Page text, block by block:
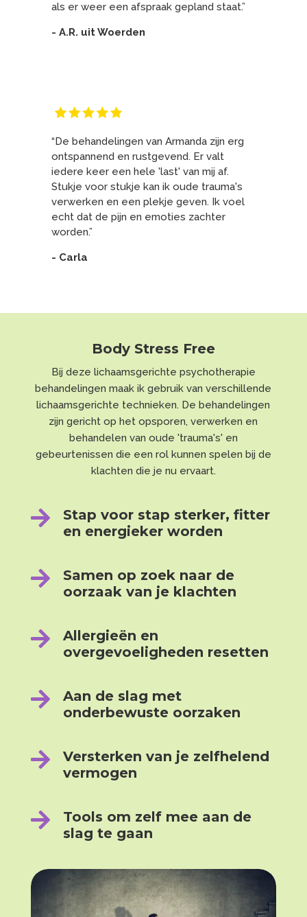
als er weer een afspraak gepland staat.”
- A.R. uit Woerden
“De behandelingen van Armanda zijn erg
ontspannend en rustgevend. Er valt
iedere keer een hele 'last' van mij af.
Stukje voor stukje kan ik oude trauma's
verwerken en een plekje geven. Ik voel
echt dat de pijn en emoties zachter
worden.”
- Carla
Body Stress Free
Bij deze lichaamsgerichte psychotherapie
behandelingen maak ik gebruik van verschillende
lichaamsgerichte technieken. De behandelingen
zijn gericht op het opsporen, verwerken en
behandelen van oude 'trauma's' en
gebeurtenissen die een rol kunnen spelen bij de
klachten die je nu ervaart.

Stap voor stap sterker, fitter
en energieker worden

Samen op zoek naar de
oorzaak van je klachten

Allergieën en
overgevoeligheden resetten

Aan de slag met
onderbewuste oorzaken

Versterken van je zelfhelend
vermogen

Tools om zelf mee aan de
slag te gaan